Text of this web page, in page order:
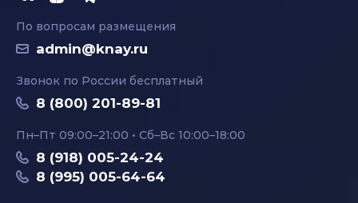
По вопросам размещения
admin@knay.ru
Звонок по России бесплатный
8 (800) 201-89-81
Пн–Пт 09:00–21:00 • Сб–Вс 10:00–18:00
8 (918) 005-24-24
8 (995) 005-64-64